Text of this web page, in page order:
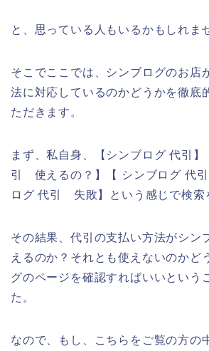
と、思っている人もいるかもしれま
そこでここでは、シンブログのお店
法に対応しているのかどうかを徹底
ただきます。
まず、私自身、【シンブログ 代引
引 使えるの？】【 シンブログ 代
ログ 代引 失敗】という感じで検索
その結果、代引の支払い方法がシン
えるのか？それとも使えないのかど
グのページを確認すればいいという
た。
なので、もし、こちらをご覧の方の